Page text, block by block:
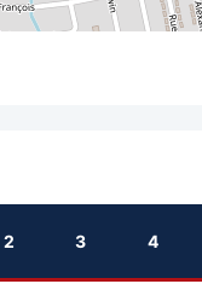
2 3 4